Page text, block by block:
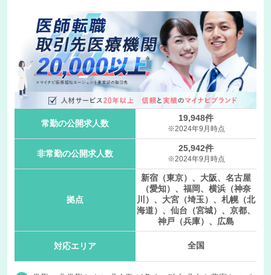
常勤の公開求人数
19,948件
※2024年9月時点
非常勤の公開求人数
25,942件
※2024年9月時点
拠点
新宿（東京）、大阪、名古屋
（愛知）、福岡、横浜（神奈
川）、大宮（埼玉）、札幌（北
海道）、仙台（宮城）、京都、
神戸（兵庫）、広島
対応エリア 全国